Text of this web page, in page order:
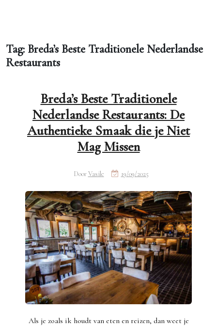
Tag: Breda’s Beste Traditionele Nederlandse
Restaurants
Breda’s Beste Traditionele
Nederlandse Restaurants: De
Authentieke Smaak die je Niet
Mag Missen
DoorVasile 19/09/2025
Als je zoals ik houdt van eten en reizen, dan weet je